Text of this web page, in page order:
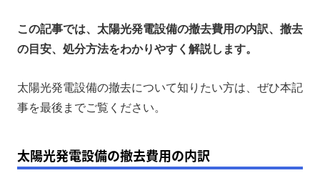
この記事では、太陽光発電設備の撤去費用の内訳、撤去
の目安、処分方法をわかりやすく解説します。
太陽光発電設備の撤去について知りたい方は、ぜひ本記
事を最後までご覧ください。
太陽光発電設備の撤去費用の内訳